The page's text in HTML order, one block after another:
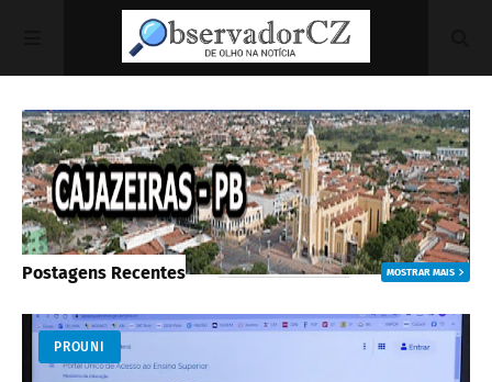
Postagens Recentes MOSTRAR MAIS
PROUNI